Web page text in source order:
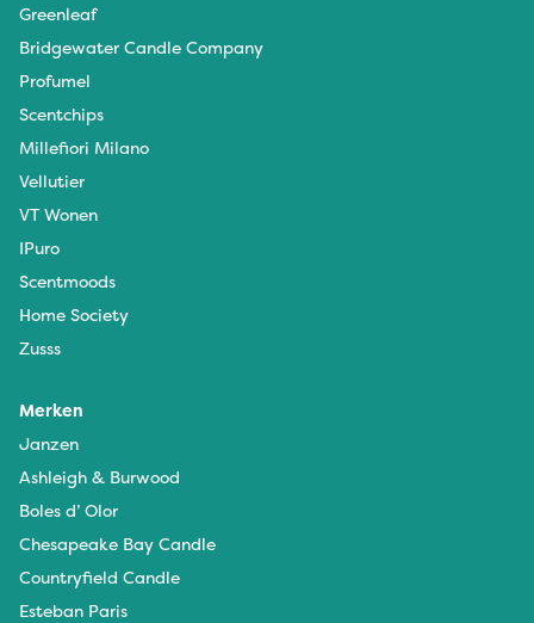
Greenleaf
Bridgewater Candle Company
Profumel
Scentchips
Millefiori Milano
Vellutier
VT Wonen
IPuro
Scentmoods
Home Society
Zusss
Merken
Janzen
Ashleigh & Burwood
Boles d’ Olor
Chesapeake Bay Candle
Countryfield Candle
Esteban Paris